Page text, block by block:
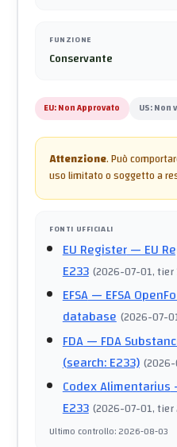
FUNZIONE
Conservante
EU:Non Approvato US:Non
Attenzione.Può
uso limitato o soggetto a
FONTI UFFICIALI
EU Register— EU
E233 (2026-07-01, tier
EFSA— EFSA
database (2026-07-
FDA— FDA
(search: E233) (
Codex Alimentarius
E233 (2026-07-01, tier
Ultimo controllo:2026-08-03